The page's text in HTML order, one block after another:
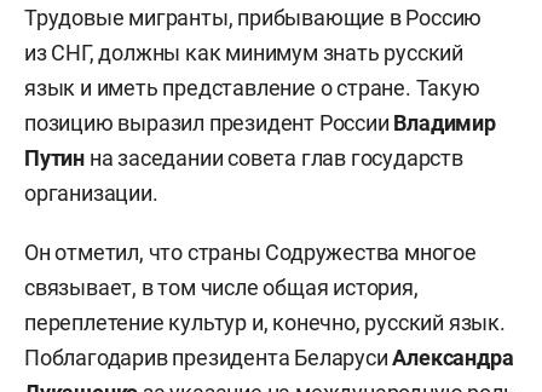
Трудовые мигранты, прибывающие в Россию
из СНГ, должны как минимум знать русский
язык и иметь представление о стране. Такую
позицию выразил президент России Владимир
Путин на заседании совета глав государств
организации.
Он отметил, что страны Содружества многое
связывает, в том числе общая история,
переплетение культур и, конечно, русский язык.
Поблагодарив президента БеларусиАлександра